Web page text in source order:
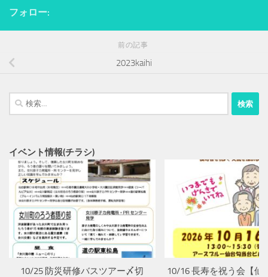
フォロー:
前の記事
2023kaihi
検
索:
イベント情報(チラシ)
10/25 防災研修バスツアー〆切
10/16 長寿を祝う会【仙